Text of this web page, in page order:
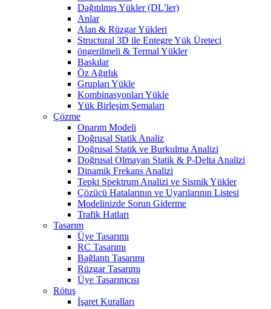
Dağıtılmış Yükler (DL’ler)
Anlar
Alan & Rüzgar Yükleri
Structural 3D ile Entegre Yük Üreteci
öngerilmeli & Termal Yükler
Baskılar
Öz Ağırlık
Grupları Yükle
Kombinasyonları Yükle
Yük Birleşim Şemaları
Çözme
Onarım Modeli
Doğrusal Statik Analiz
Doğrusal Statik ve Burkulma Analizi
Doğrusal Olmayan Statik & P-Delta Analizi
Dinamik Frekans Analizi
Tepki Spektrum Analizi ve Sismik Yükler
Çözücü Hatalarının ve Uyarılarının Listesi
Modelinizde Sorun Giderme
Trafik Hatları
Tasarım
Üye Tasarımı
RC Tasarımı
Bağlantı Tasarımı
Rüzgar Tasarımı
Üye Tasarımcısı
Rötuş
İşaret Kuralları